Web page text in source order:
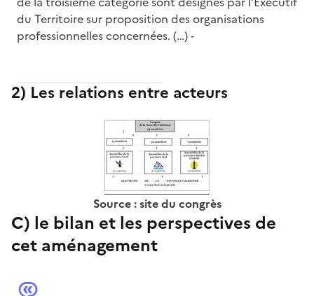
du Territoire sur proposition des organisations
professionnelles concernées. (…) -
2) Les relations entre acteurs
Source : site du congrès
C) le bilan et les perspectives de
cet aménagement